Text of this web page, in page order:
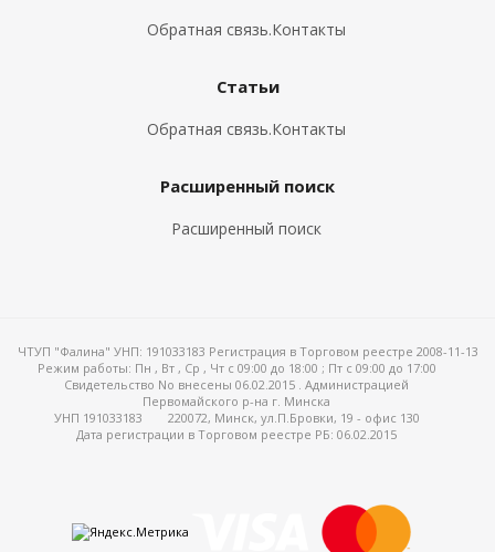
Обратная связь.Контакты
Статьи
Обратная связь.Контакты
Расширенный поиск
Расширенный поиск
ЧТУП "Фалина" УНП: 191033183 Регистрация в Торговом реестре 2008-11-13
Режим работы: Пн , Вт , Ср , Чт c 09:00 до 18:00 ; Пт c 09:00 до 17:00
Свидетельство No внесены 06.02.2015 . Администрацией
Первомайского р-на г. Минска
УНП 191033183
220072, Минск, ул.П.Бровки, 19 - офис 130
Дата регистрации в Торговом реестре РБ: 06.02.2015